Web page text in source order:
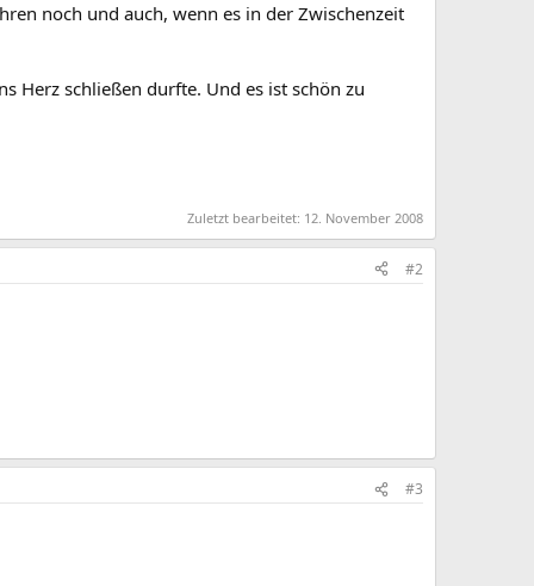
noch und auch, wenn es in der Zwischenzeit
Herz schließen durfte. Und es ist schön zu
Zuletzt bearbeitet: 12. November 2008
#2
#3